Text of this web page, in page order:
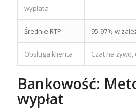
wypłata
Średnie RTP 95-97% w
Obsługa klienta Czat na
Bankowość:
wypłat